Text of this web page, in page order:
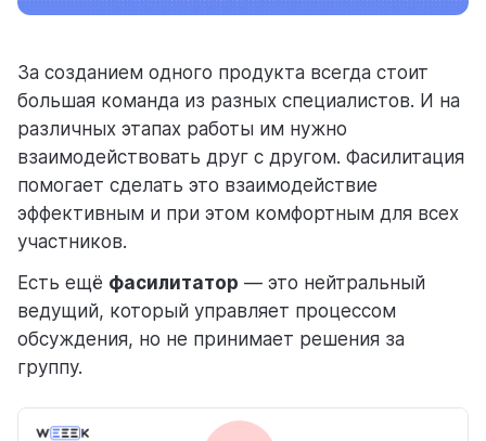
За созданием одного продукта всегда стоит
большая команда из разных специалистов. И на
различных этапах работы им нужно
взаимодействовать друг с другом. Фасилитация
помогает сделать это взаимодействие
эффективным и при этом комфортным для всех
участников.
Есть ещё фасилитатор — это нейтральный
ведущий, который управляет процессом
обсуждения, но не принимает решения за
группу.